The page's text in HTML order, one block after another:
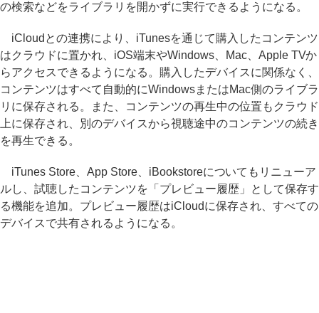
の検索などをライブラリを開かずに実行できるようになる。
iCloudとの連携により、iTunesを通じて購入したコンテンツ
はクラウドに置かれ、iOS端末やWindows、Mac、Apple TVか
らアクセスできるようになる。購入したデバイスに関係なく、
コンテンツはすべて自動的にWindowsまたはMac側のライブラ
リに保存される。また、コンテンツの再生中の位置もクラウド
上に保存され、別のデバイスから視聴途中のコンテンツの続き
を再生できる。
iTunes Store、App Store、iBookstoreについてもリニューア
ルし、試聴したコンテンツを「プレビュー履歴」として保存す
る機能を追加。プレビュー履歴はiCloudに保存され、すべての
デバイスで共有されるようになる。